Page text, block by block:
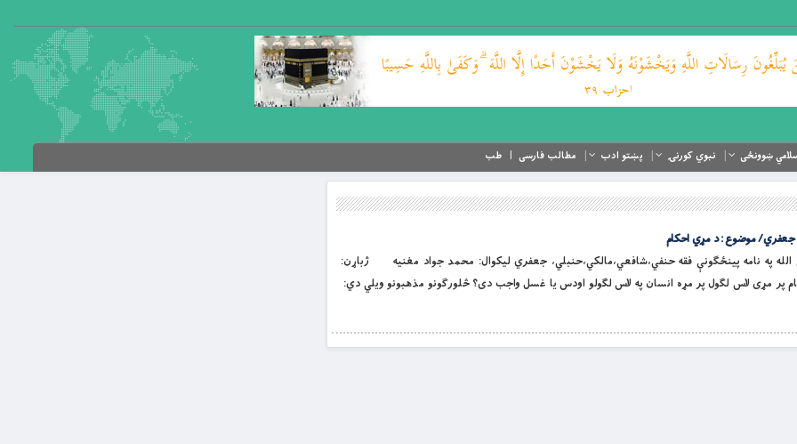
ښوونځی نبوي کورنۍ پښتو ادب مطالب فارسی طب
جعفري/ موضوع : د مړي احكام
الله په نامه پينځګونې فقه حنفي،شافعي،مالکي،حنبلي، جعفري ليکوال: محمد جواد مغنيه ژباړن:
پر مړى لاس لګول پر مړه انسان په لاس لګولو اودس يا غسل واجب دى؟ څلورګونو مذهبونو ويلي دي: